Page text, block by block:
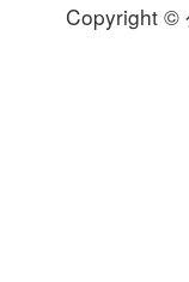
Copyright ©